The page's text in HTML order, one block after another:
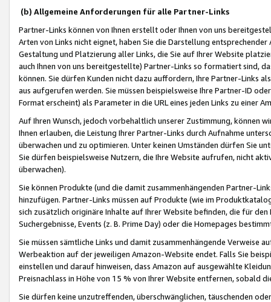
(b) Allgemeine Anforderungen für alle Partner-Links
Partner-Links können von Ihnen erstellt oder Ihnen von uns
Arten von Links nicht eignet, haben Sie die Darstellung
Gestaltung und Platzierung aller Links, die Sie auf Ihrer Website
auch Ihnen von uns bereitgestellte) Partner-Links so formatiert sind,
können. Sie dürfen Kunden nicht dazu auffordern, Ihre Partner-Links
aus aufgerufen werden. Sie müssen beispielsweise Ihre Partner-ID
Format erscheint) als Parameter in die URL eines jeden Links zu einer
Auf Ihren Wunsch, jedoch vorbehaltlich unserer Zustimmung, können
Ihnen erlauben, die Leistung Ihrer Partner-Links durch Aufnahme
überwachen und zu optimieren. Unter keinen Umständen dürfen Sie
Sie dürfen beispielsweise Nutzern, die Ihre Website aufrufen, nicht
überwachen).
Sie können Produkte (und die damit zusammenhängenden Partner-
hinzufügen. Partner-Links müssen auf Produkte (wie im
sich zusätzlich originäre Inhalte auf Ihrer Website befinden, die für
Suchergebnisse, Events (z. B. Prime Day) oder die Homepages
Sie müssen sämtliche Links und damit zusammenhängende
Werbeaktion auf der jeweiligen Amazon-Website endet. Falls Sie
einstellen und darauf hinweisen, dass Amazon auf ausgewählte
Preisnachlass in Höhe von 15 % von Ihrer Website entfernen, sobald
Sie dürfen keine unzutreffenden, überschwänglichen, täuschenden